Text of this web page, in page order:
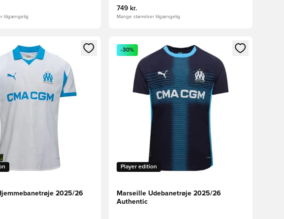
tilgængelig
749 kr.
Mange størrelser tilgængelig
til at logge ind eller tilmelde dig som medlem
2025/26
Åbner en Modal til at logge ind eller tilmelde dig
Player edition
-30%
Marseille Udebanetrøje 2025/26
Authentic